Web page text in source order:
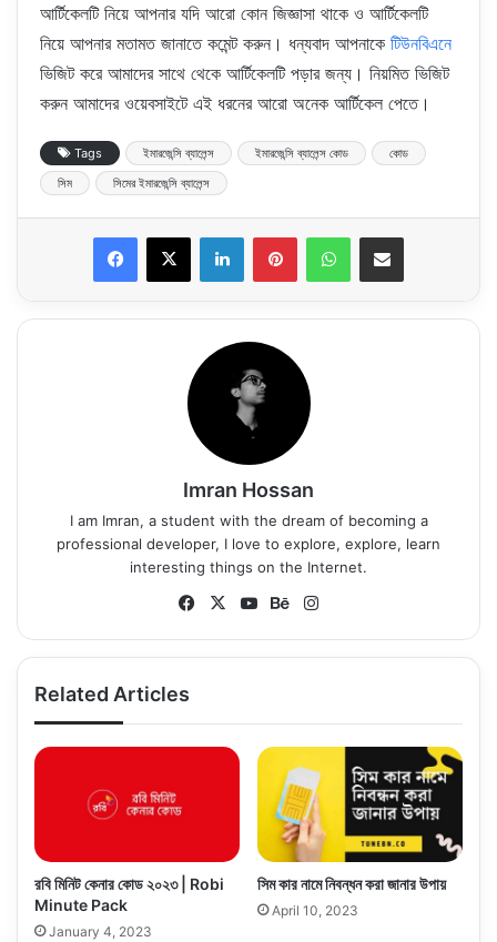
আর্টিকেলটি নিয়ে আপনার যদি আরো কোন জিজ্ঞাসা থাকে ও আর্টিকেলটি
নিয়ে আপনার মতামত জানাতে কমেন্ট করুন। ধন্যবাদ আপনাকে টিউনবিএনে
ভিজিট করে আমাদের সাথে থেকে আর্টিকেলটি পড়ার জন্য। নিয়মিত ভিজিট
করুন আমাদের ওয়েবসাইটে এই ধরনের আরো অনেক আর্টিকেল পেতে।
Tags ইমারজেন্সি ব্যালেন্স ইমারজেন্সি ব্যালেন্স কোড
কোড
সিম
সিমের ইমারজেন্সি ব্যালেন্স
Imran Hossan
I am Imran, a student with the dream of becoming a
professional developer, I love to explore, explore, learn
interesting things on the Internet.
Fa
bo
X
Yo
ub
Be
nc
ra
Related Articles
রবি মিনিট কেনার কোড ২০২৩ | Robi
Minute Pack
January 4, 2023
সিম কার নামে নিবন্ধন করা জানার উপায়
April 10, 2023